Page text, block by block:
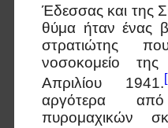
Έδεσσας και της
θύμα ήταν ένας
στρατιώτης
νοσοκομείο
Απριλίου 1941.
αργότερα από
πυρομαχικών